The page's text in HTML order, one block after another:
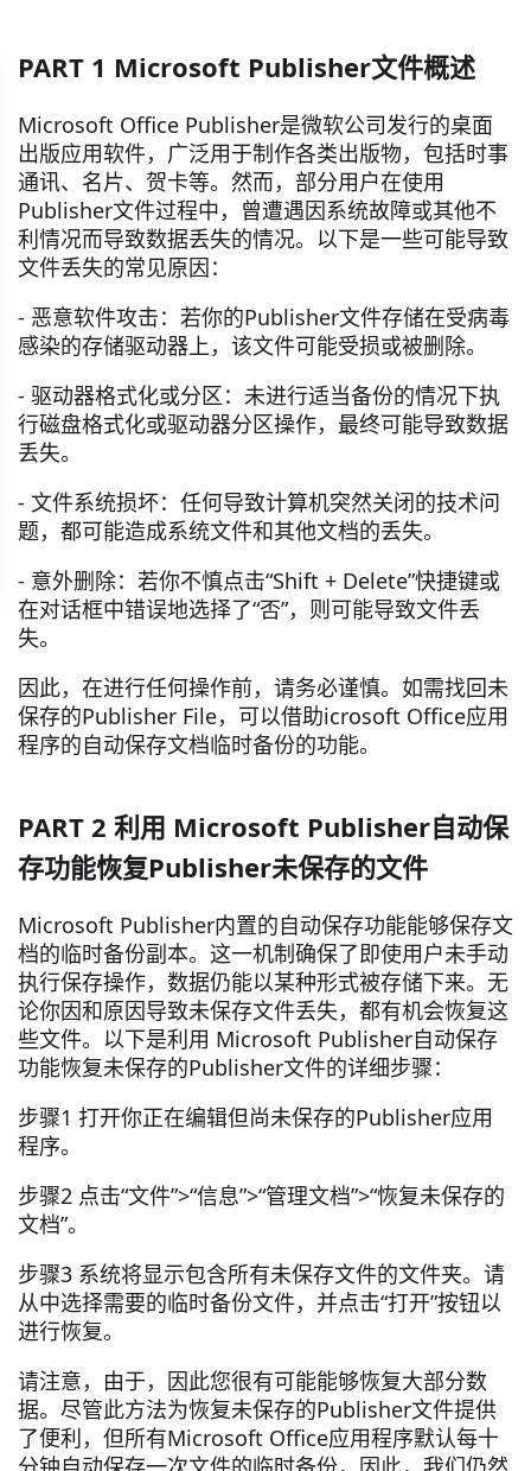
PART 1 Microsoft Publisher文件概述
Microsoft Office Publisher是微软公司发行的桌面
出版应用软件，广泛用于制作各类出版物，包括时事
通讯、名片、贺卡等。然而，部分用户在使用
Publisher文件过程中，曾遭遇因系统故障或其他不
利情况而导致数据丢失的情况。以下是一些可能导致
文件丢失的常见原因：
- 恶意软件攻击：若你的Publisher文件存储在受病毒
感染的存储驱动器上，该文件可能受损或被删除。
- 驱动器格式化或分区：未进行适当备份的情况下执
行磁盘格式化或驱动器分区操作，最终可能导致数据
丢失。
- 文件系统损坏：任何导致计算机突然关闭的技术问
题，都可能造成系统文件和其他文档的丢失。
- 意外删除：若你不慎点击“Shift + Delete”快捷键或
在对话框中错误地选择了“否”，则可能导致文件丢
失。
因此，在进行任何操作前，请务必谨慎。如需找回未
保存的Publisher File，可以借助icrosoft Office应用
程序的自动保存文档临时备份的功能。
PART 2 利用 Microsoft Publisher自动保
存功能恢复Publisher未保存的文件
Microsoft Publisher内置的自动保存功能能够保存文
档的临时备份副本。这一机制确保了即使用户未手动
执行保存操作，数据仍能以某种形式被存储下来。无
论你因和原因导致未保存文件丢失，都有机会恢复这
些文件。以下是利用 Microsoft Publisher自动保存
功能恢复未保存的Publisher文件的详细步骤：
步骤1 打开你正在编辑但尚未保存的Publisher应用
程序。
步骤2 点击“文件”>“信息”>“管理文档”>“恢复未保存的
文档”。
步骤3 系统将显示包含所有未保存文件的文件夹。请
从中选择需要的临时备份文件，并点击“打开”按钮以
进行恢复。
请注意，由于，因此您很有可能能够恢复大部分数
据。尽管此方法为恢复未保存的Publisher文件提供
了便利，但所有Microsoft Office应用程序默认每十